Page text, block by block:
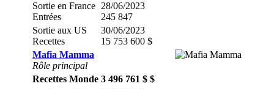
Sortie en France
Entrées
28/06/2023
245 847
Sortie aux US
Recettes
30/06/2023
15 753 600 $
Mafia Mamma
Rôle principal
Recettes Monde 3 496 761 $ $